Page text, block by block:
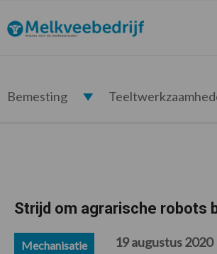
de
hoofdnavigatie
de
hoofd
de
eerste
de
voettekst
Melkveebedrijf.nl
Bemesting
Strijd om agrarische robots
Mechanisatie 19 augustus 2020